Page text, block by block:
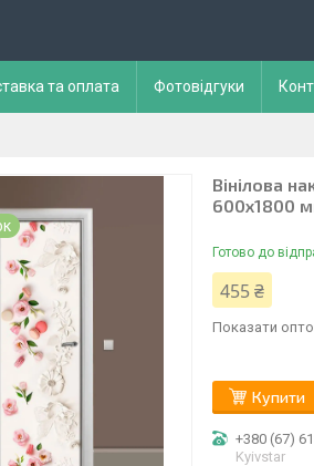
та оплата Фотовідгуки
Вінілова
600х1800
Готово до
455 ₴
Показати
Купити
+380 (67)
Kyivstar